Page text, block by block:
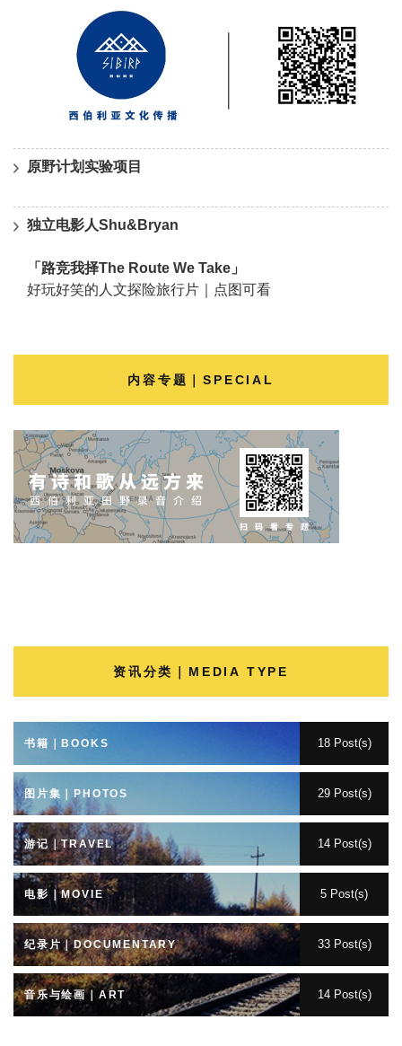
原野计划实验项目
独立电影人Shu&Bryan
「路竞我择The Route We Take」
好玩好笑的人文探险旅行片｜点图可看
内容专题｜SPECIAL
资讯分类｜MEDIA TYPE
书籍｜BOOKS 18 Post(s)
图片集｜PHOTOS 29 Post(s)
游记｜TRAVEL 14 Post(s)
电影｜MOVIE 5 Post(s)
纪录片｜DOCUMENTARY 33 Post(s)
音乐与绘画｜ART 14 Post(s)